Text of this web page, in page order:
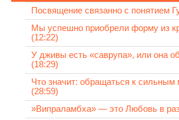
Посвящение связанно с понятием
Мы успешно приобрели форму из
(12:22)
У дживы есть «саврупа», или она
(18:29)
Что значит: обращаться к сильным
(28:59)
»Випраламбха» — это Любовь в